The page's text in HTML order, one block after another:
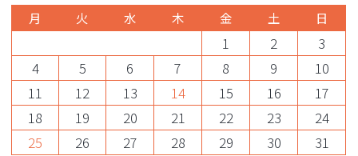
月 火 水 木 金 土 日
1 2
3
4
5 6 7 8 9
10
11
12 13 14 15 16
17
18
19 20 21 22 23
24
25
26 27 28 29 30 31